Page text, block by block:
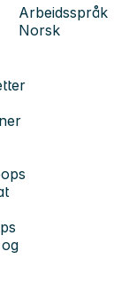
Arbeidsspråk
Norsk